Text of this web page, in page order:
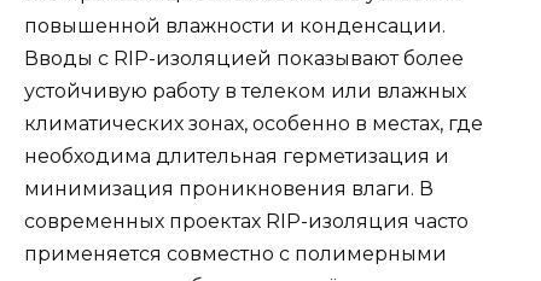
повышенной влажности и конденсации.
Вводы с RIP-изоляцией показывают более
устойчивую работу в телеком или влажных
климатических зонах, особенно в местах, где
необходима длительная герметизация и
минимизация проникновения влаги. В
современных проектах RIP-изоляция часто
применяется совместно с полимерными